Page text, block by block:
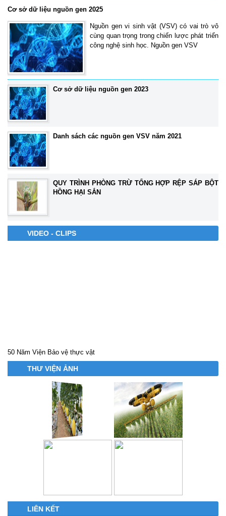
Cơ sở dữ liệu nguồn gen 2025
Nguồn gen vi sinh vật (VSV) có vai trò vô
cùng quan trọng trong chiến lược phát triển
công nghệ sinh học. Nguồn gen VSV
Cơ sở dữ liệu nguồn gen 2023
Danh sách các nguồn gen VSV năm 2021
QUY TRÌNH PHÒNG TRỪ TỔNG HỢP RỆP SÁP BỘT
HỒNG HẠI SẮN
VIDEO - CLIPS
50 Năm Viện Bảo vệ thực vật
THƯ VIỆN ẢNH
LIÊN KẾT